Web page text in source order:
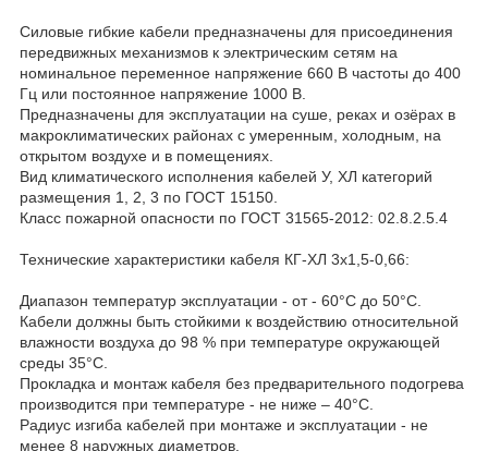
Силовые гибкие кабели предназначены для присоединения
передвижных механизмов к электрическим сетям на
номинальное переменное напряжение 660 В частоты до 400
Гц или постоянное напряжение 1000 В.
Предназначены для эксплуатации на суше, реках и озёрах в
макроклиматических районах с умеренным, холодным, на
открытом воздухе и в помещениях.
Вид климатического исполнения кабелей У, ХЛ категорий
размещения 1, 2, 3 по ГОСТ 15150.
Класс пожарной опасности по ГОСТ 31565-2012: 02.8.2.5.4
Технические характеристики кабеля КГ-ХЛ 3х1,5-0,66:
Диапазон температур эксплуатации - от - 60°С до 50°С.
Кабели должны быть стойкими к воздействию относительной
влажности воздуха до 98 % при температуре окружающей
среды 35°С.
Прокладка и монтаж кабеля без предварительного подогрева
производится при температуре - не ниже – 40°С.
Радиус изгиба кабелей при монтаже и эксплуатации - не
менее 8 наружных диаметров.